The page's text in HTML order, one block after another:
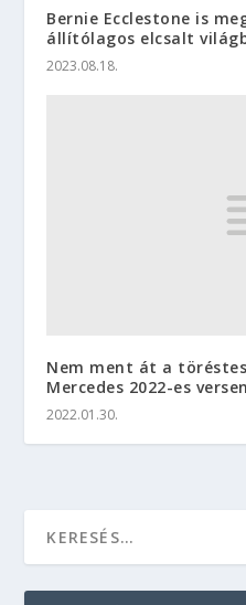
Bernie Ecclestone is
állítólagos elcsalt
2023.08.18.
Nem ment át a
Mercedes 2022-es
2022.01.30.